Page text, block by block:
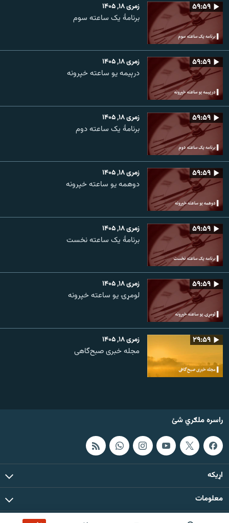
۵۹:۵۹ زمری ۱۸, ۱۴۰۵
برنامۀ یک ساعته سوم
۵۹:۵۹ زمری ۱۸, ۱۴۰۵
درېیمه یو ساعته خپرونه
۵۹:۵۹ زمری ۱۸, ۱۴۰۵
برنامۀ یک ساعته دوم
۵۹:۵۹ زمری ۱۸, ۱۴۰۵
دوهمه یو ساعته خپرونه
۵۹:۵۹ زمری ۱۸, ۱۴۰۵
برنامۀ یک ساعته نخست
۵۹:۵۹ زمری ۱۸, ۱۴۰۵
لومړۍ یو ساعته خپرونه
۲۹:۵۹ زمری ۱۸, ۱۴۰۵
مجله خبری صبح‌گاهی
راسره ملګري شئ
اړيکه
معلومات